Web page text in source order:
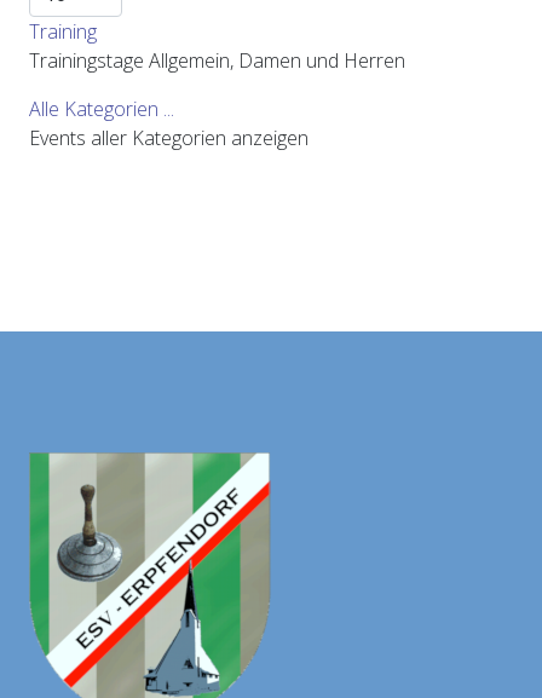
Training
Trainingstage Allgemein, Damen und Herren
Alle Kategorien ...
Events aller Kategorien anzeigen